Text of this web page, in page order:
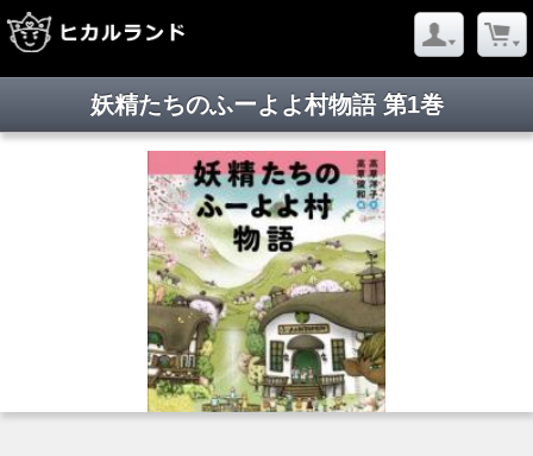
妖精たちのふーよよ村物語 第1巻